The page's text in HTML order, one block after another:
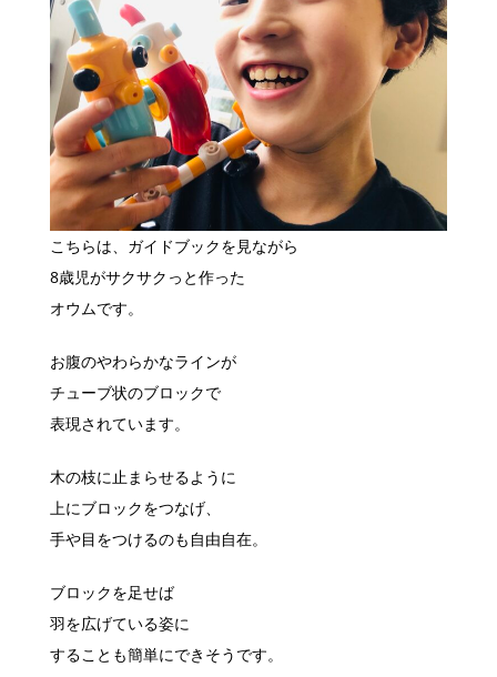
こちらは、ガイドブックを見ながら
8歳児がサクサクっと作った
オウムです。
お腹のやわらかなラインが
チューブ状のブロックで
表現されています。
木の枝に止まらせるように
上にブロックをつなげ、
手や目をつけるのも自由自在。
ブロックを足せば
羽を広げている姿に
することも簡単にできそうです。